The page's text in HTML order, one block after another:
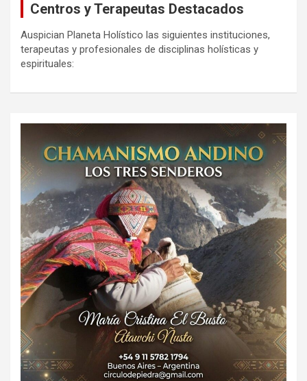
Centros y Terapeutas Destacados
Auspician Planeta Holístico las siguientes instituciones,
terapeutas y profesionales de disciplinas holísticas y
espirituales: